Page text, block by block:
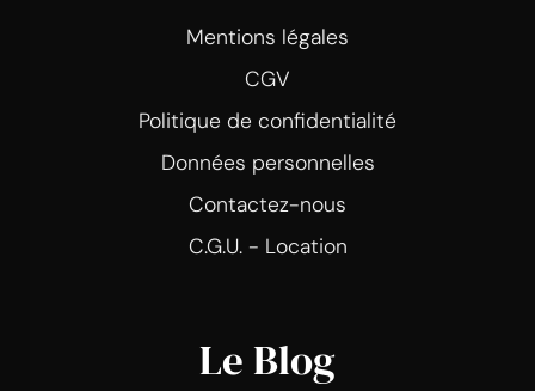
Mentions légales
CGV
Politique de confidentialité
Données personnelles
Contactez-nous
C.G.U. - Location
Le Blog